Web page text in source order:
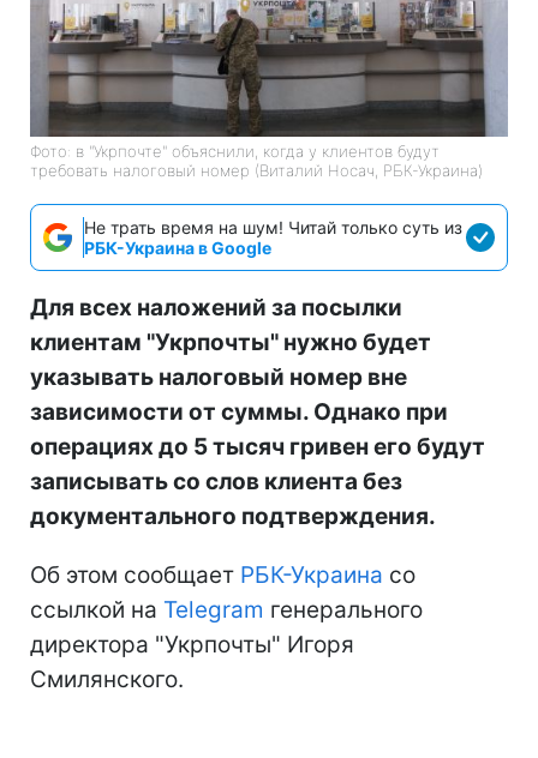
Фото: в "Укрпочте" объяснили, когда у клиентов будут
требовать налоговый номер (Виталий Носач, РБК-Украина)
Не трать время на шум! Читай только суть из
РБК-Украина в Google
Для всех наложений за посылки
клиентам "Укрпочты" нужно будет
указывать налоговый номер вне
зависимости от суммы. Однако при
операциях до 5 тысяч гривен его будут
записывать со слов клиента без
документального подтверждения.
Об этом сообщает РБК-Украина со
ссылкой на Telegram генерального
директора "Укрпочты" Игоря
Смилянского.